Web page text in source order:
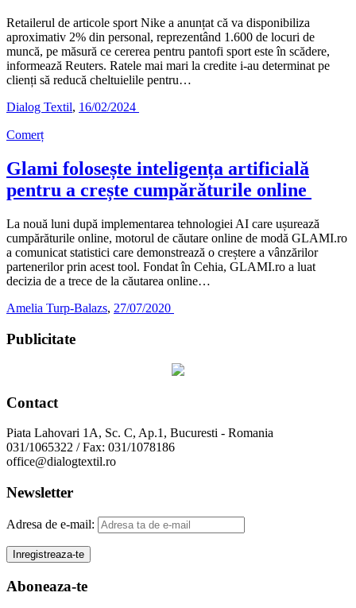
Retailerul de articole sport Nike a anunțat că va disponibiliza
aproximativ 2% din personal, reprezentând 1.600 de locuri de
muncă, pe măsură ce cererea pentru pantofi sport este în scădere,
informează Reuters. Ratele mai mari la credite i-au determinat pe
clienți să reducă cheltuielile pentru…
Dialog Textil, 16/02/2024
Comerț
Glami folosește inteligența artificială
pentru a crește cumpărăturile online
La nouă luni după implementarea tehnologiei AI care ușurează
cumpărăturile online, motorul de căutare online de modă GLAMI.ro
a comunicat statistici care demonstrează o creștere a vânzărilor
partenerilor prin acest tool. Fondat în Cehia, GLAMI.ro a luat
decizia de a trece de la căutarea online…
Amelia Turp-Balazs, 27/07/2020
Publicitate
Contact
Piata Lahovari 1A, Sc. C, Ap.1, Bucuresti - Romania
031/1065322 / Fax: 031/1078186
office@dialogtextil.ro
Newsletter
Adresa de e-mail:
Aboneaza-te